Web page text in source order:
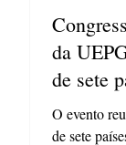
da
de sete
O evento
de sete